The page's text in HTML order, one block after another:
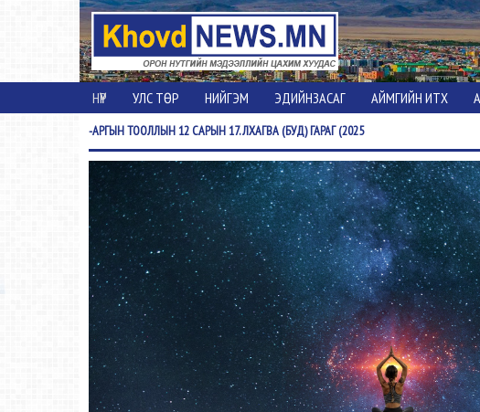
НҮҮР УЛС ТӨР НИЙГЭМ ЭДИЙНЗАСАГ АЙМГИЙН ИТХ
-АРГЫНТООЛЛЫН 12 САРЫН 17. ЛХАГВА (БУД) ГАРАГ (2025